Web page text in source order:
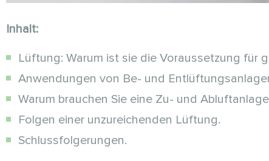
Inhalt:
Lüftung: Warum ist sie die Voraussetzung für
Anwendungen von Be- und
Warum brauchen Sie eine Zu- und
Folgen einer unzureichenden Lüftung.
Schlussfolgerungen.